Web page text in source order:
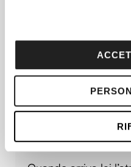
modificare o revocare il
momento dalla
sull'icona di attivazione
raccogliere
geografica, con
Identificare il tuo
Che atmosfera, che
proposte imperdibili
periodo natalizio: